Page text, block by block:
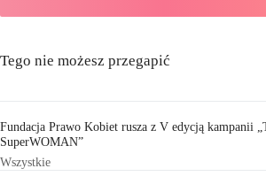
Tego nie możesz przegapić
Fundacja Prawo Kobiet rusza z V edycją kampanii
SuperWOMAN”
Wszystkie